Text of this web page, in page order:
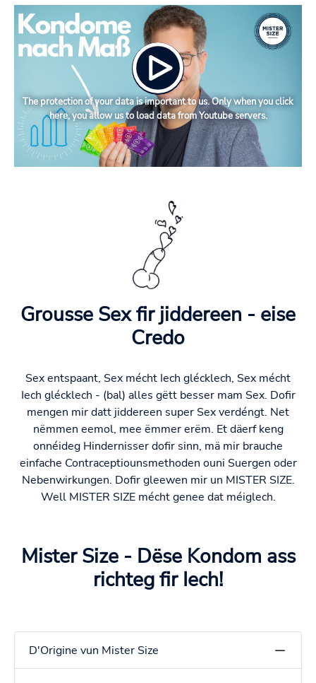
The protection of your data is important to us. Only when you click
here, you allow us to load data from Youtube servers.
Grousse Sex fir jiddereen - eise
Credo
Sex entspaant, Sex mécht Iech glécklech, Sex mécht
Iech glécklech - (bal) alles gëtt besser mam Sex. Dofir
mengen mir datt jiddereen super Sex verdéngt. Net
nëmmen eemol, mee ëmmer erëm. Et däerf keng
onnéideg Hindernisser dofir sinn, mä mir brauche
einfache Contraceptiounsmethoden ouni Suergen oder
Nebenwirkungen. Dofir gleewen mir un MISTER SIZE.
Well MISTER SIZE mécht genee dat méiglech.
Mister Size - Dëse Kondom ass
richteg fir Iech!
D'Origine vun Mister Size